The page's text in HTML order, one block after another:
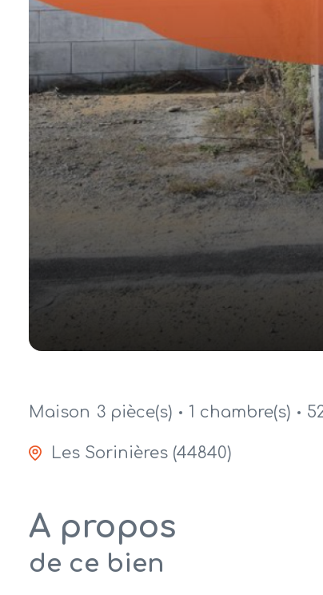
Maison 3 pièce(s) 1 chambre(s)
Les Sorinières (44840)
A propos
de ce bien